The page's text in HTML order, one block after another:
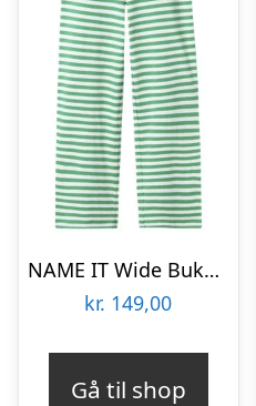
NAME IT Wide Bukser Fakla Bright Green
kr. 149,00
Gå til shop